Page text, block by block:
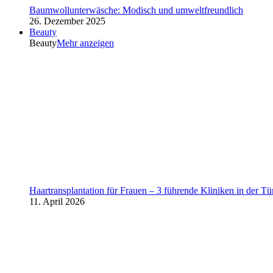
Baumwollunterwäsche: Modisch und umweltfreundlich
26. Dezember 2025
Beauty
BeautyMehr anzeigen
Haartransplantation für Frauen – 3 führende Kliniken in der
11. April 2026